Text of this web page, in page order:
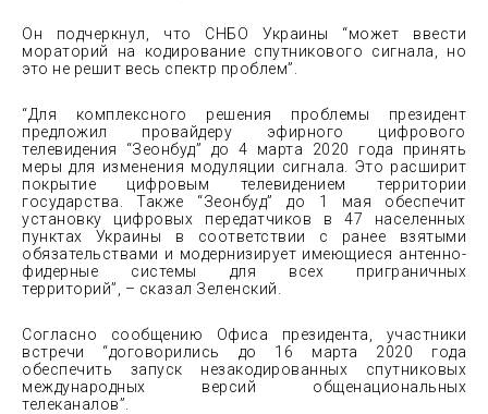
Он подчеркнул, что СНБО Украины “может ввести
мораторий на кодирование спутникового сигнала, но
это не решит весь спектр проблем”.
“Для комплексного решения проблемы президент
предложил провайдеру эфирного цифрового
телевидения “Зеонбуд” до 4 марта 2020 года принять
меры для изменения модуляции сигнала. Это расширит
покрытие цифровым телевидением территории
государства. Также “Зеонбуд” до 1 мая обеспечит
установку цифровых передатчиков в 47 населенных
пунктах Украины в соответствии с ранее взятыми
обязательствами и модернизирует имеющиеся антенно-
фидерные системы для всех приграничных
территорий”, – сказал Зеленский.
Согласно сообщению Офиса президента, участники
встречи “договорились до 16 марта 2020 года
обеспечить запуск незакодированных спутниковых
международных версий общенациональных
телеканалов”.